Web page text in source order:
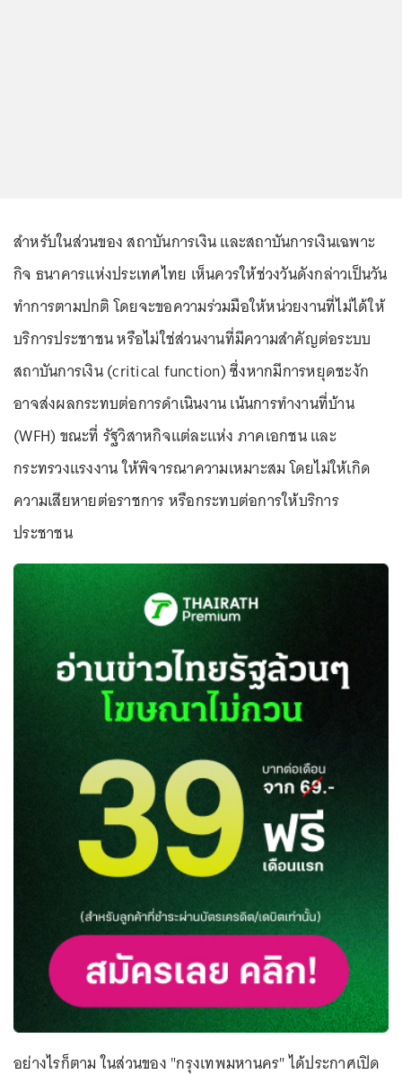
สำหรับในส่วนของ สถาบันการเงิน และสถาบันการเงินเฉพาะ
กิจ ธนาคารแห่งประเทศไทย เห็นควรให้ช่วงวันดังกล่าวเป็นวัน
ทำการตามปกติ โดยจะขอความร่วมมือให้หน่วยงานที่ไม่ได้ให้
บริการประชาชน หรือไม่ใช่ส่วนงานที่มีความสำคัญต่อระบบ
สถาบันการเงิน (critical function) ซึ่งหากมีการหยุดชะงัก
อาจส่งผลกระทบต่อการดำเนินงาน เน้นการทำงานที่บ้าน
(WFH) ขณะที่ รัฐวิสาหกิจแต่ละแห่ง ภาคเอกชน และ
กระทรวงแรงงาน ให้พิจารณาความเหมาะสม โดยไม่ให้เกิด
ความเสียหายต่อราชการ หรือกระทบต่อการให้บริการ
ประชาชน
อย่างไรก็ตาม ในส่วนของ "กรุงเทพมหานคร" ได้ประกาศเปิด